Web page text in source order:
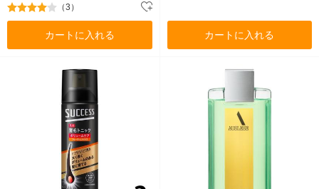
（3）
カートに入れる カートに入れる